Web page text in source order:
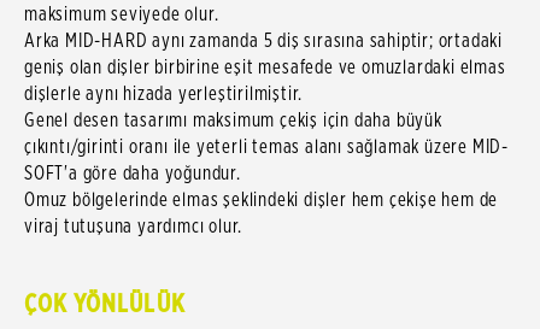
maksimum seviyede olur.
Arka MID-HARD aynı zamanda 5 diş sırasına sahiptir; ortadaki
geniş olan dişler birbirine eşit mesafede ve omuzlardaki elmas
dişlerle aynı hizada yerleştirilmiştir.
Genel desen tasarımı maksimum çekiş için daha büyük
çıkıntı/girinti oranı ile yeterli temas alanı sağlamak üzere MID-
SOFT'a göre daha yoğundur.
Omuz bölgelerinde elmas şeklindeki dişler hem çekişe hem de
viraj tutuşuna yardımcı olur.
ÇOK YÖNLÜLÜK